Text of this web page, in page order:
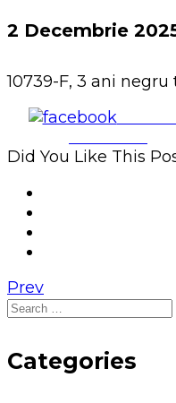
2 Decembrie
10739-F, 3 ani
Share
Did You Like This
Prev
Search
Categories